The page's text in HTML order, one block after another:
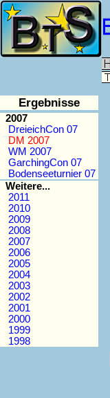
Ergebnisse
2007
DreieichCon 07
DM 2007
WM 2007
GarchingCon 07
Bodenseeturnier 07
Weitere...
2011
2010
2009
2008
2007
2006
2005
2004
2003
2002
2001
2000
1999
1998